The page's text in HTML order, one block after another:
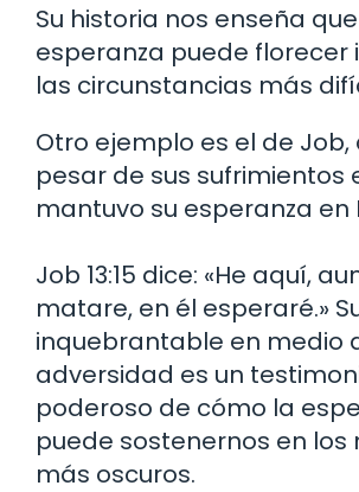
Su historia nos enseña
esperanza puede florecer
las circunstancias más
Otro ejemplo es el de Job,
pesar de sus sufrimientos
mantuvo su esperanza en
Job 13:15 dice: «He aquí,
matare, en él esperaré.»
inquebrantable en medio
adversidad es un
poderoso de cómo la
puede sostenernos en
más oscuros.